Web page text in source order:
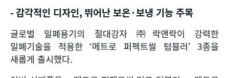
-감각적인 디자인,뛰어난 보온·보냉 기능 주목
글로벌 밀폐용기의 절대강자 ㈜락앤락이 강력한
밀폐기술을 적용한 ‘메트로 퍼펙트씰 텀블러’ 3종을
새롭게 출시했다.